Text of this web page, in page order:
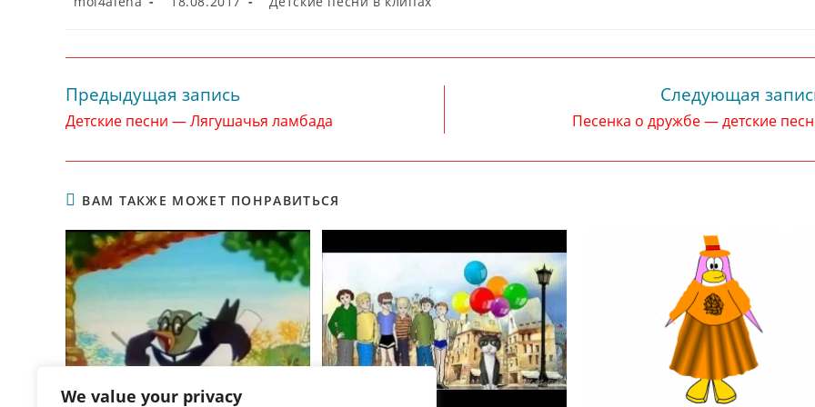
We value your privacy
записи:
Читать
далее
статьи
Предыдущая запись
Детские песни — Лягушачья ламбада
Следующая
Песенка о дружбе — детские
ВАМ ТАКЖЕ МОЖЕТ ПОНРАВИТЬСЯ